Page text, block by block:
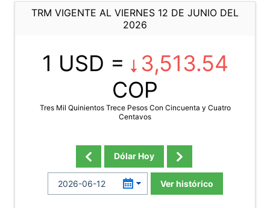
TRM VIGENTE AL VIERNES 12 DE JUNIO DEL
2026
1 USD =
3,513.54
COP
Tres Mil Quinientos Trece Pesos Con Cincuenta y Cuatro
Centavos
Dólar Hoy
Ver histórico